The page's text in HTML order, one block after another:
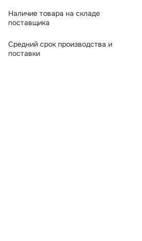
Наличие товара на складе
поставщика
Средний срок производства и
поставки